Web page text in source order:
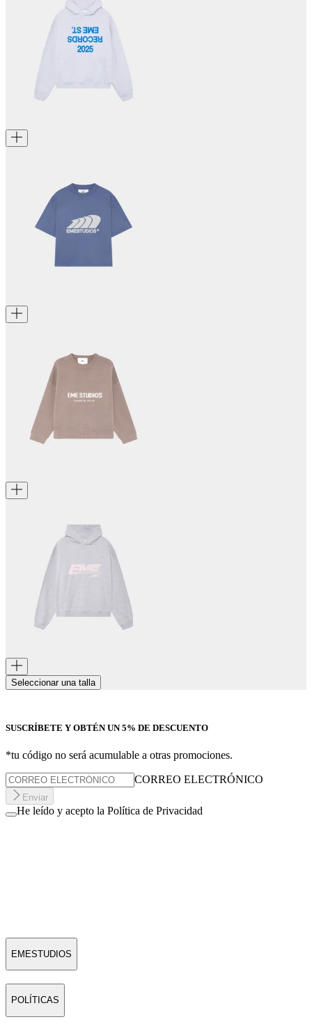
Seleccionar una talla
SUSCRÍBETE Y OBTÉN UN 5% DE DESCUENTO
*tu código no será acumulable a otras promociones.
CORREO ELECTRÓNICO
Enviar
He leído y acepto la Política de Privacidad
EMESTUDIOS
POLÍTICAS